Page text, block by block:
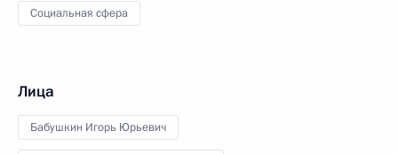
Социальная сфера
Лица
Бабушкин Игорь Юрьевич